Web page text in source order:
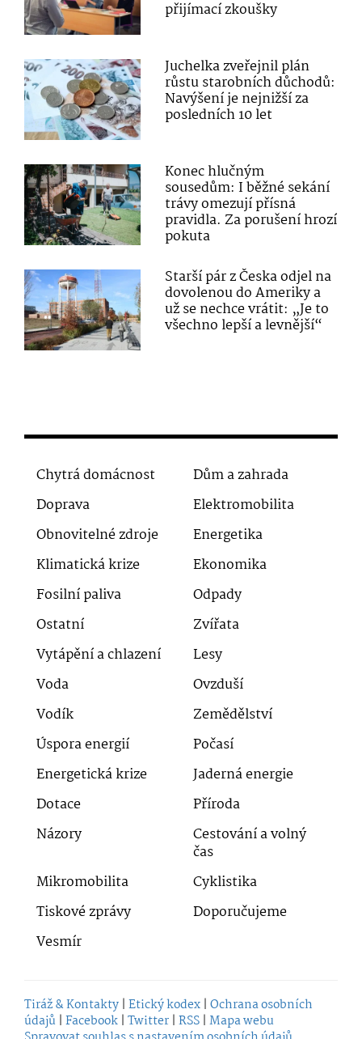
přijímací zkoušky
Juchelka zveřejnil plán
růstu starobních důchodů:
Navýšení je nejnižší za
posledních 10 let
Konec hlučným
sousedům: I běžné sekání
trávy omezují přísná
pravidla. Za porušení hrozí
pokuta
Starší pár z Česka odjel na
dovolenou do Ameriky a
už se nechce vrátit: „Je to
všechno lepší a levnější“
Chytrá domácnost
Dům a zahrada
Doprava
Elektromobilita
Obnovitelné zdroje
Energetika
Klimatická krize
Ekonomika
Fosilní paliva
Odpady
Ostatní
Zvířata
Vytápění a chlazení
Lesy
Voda
Ovzduší
Vodík
Zemědělství
Úspora energií
Počasí
Energetická krize
Jaderná energie
Dotace
Příroda
Názory
Cestování a volný
čas
Mikromobilita
Cyklistika
Tiskové zprávy
Doporučujeme
Vesmír
Tiráž & Kontakty | Etický kodex | Ochrana osobních
údajů | Facebook | Twitter | RSS | Mapa webu